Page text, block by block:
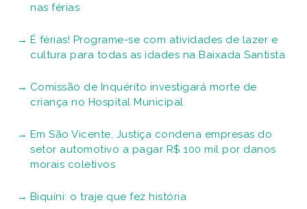
nas férias
É férias! Programe-se com atividades de lazer e
cultura para todas as idades na Baixada Santista
Comissão de Inquérito investigará morte de
criança no Hospital Municipal
Em São Vicente, Justiça condena empresas do
setor automotivo a pagar R$ 100 mil por danos
morais coletivos
Biquíni: o traje que fez história